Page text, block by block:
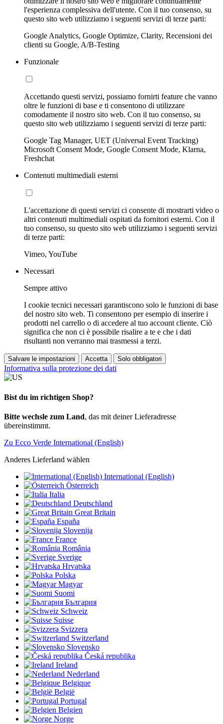
l'esperienza complessiva dell'utente. Con il tuo consenso, su
questo sito web utilizziamo i seguenti servizi di terze parti:
Google Analytics, Google Optimize, Clarity, Recensioni dei
clienti su Google, A/B-Testing
Funzionale
Accettando questi servizi, possiamo fornirti feature che vanno
oltre le funzioni di base e ti consentono di utilizzare
comodamente il nostro sito web. Con il tuo consenso, su
questo sito web utilizziamo i seguenti servizi di terze parti:
Google Tag Manager, UET (Universal Event Tracking)
Microsoft Consent Mode, Google Consent Mode, Klarna,
Freshchat
Contenuti multimediali esterni
L'accettazione di questi servizi ci consente di mostrarti video o
altri contenuti multimediali ospitati da fornitori esterni. Con il
tuo consenso, su questo sito web utilizziamo i seguenti servizi
di terze parti:
Vimeo, YouTube
Necessari
Sempre attivo
I cookie tecnici necessari garantiscono solo le funzioni di base
del nostro sito web. Ti consentono per esempio di inserire i
prodotti nel carrello o di accedere al tuo account cliente. Ciò
significa che non ci è possibile risalire a te e che i dati
risultanti non verranno mai trasmessi a terzi.
Salvare le impostazioni Accetta Solo obbligatori
Informativa sulla protezione dei dati
Bist du im richtigen Shop?
Bitte wechsle zum Land, das mit deiner Lieferadresse
übereinstimmt.
Zu Ecco Verde International (English)
Anderes Lieferland wählen
International (English)
Österreich
Italia
Deutschland
Great Britain
España
Slovenija
France
România
Sverige
Hrvatska
Polska
Magyar
Suomi
България
Schweiz
Suisse
Svizzera
Switzerland
Slovensko
Česká republika
Ireland
Nederland
Belgique
België
Portugal
Belgien
Norge